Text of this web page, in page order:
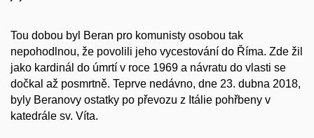
Tou dobou byl Beran pro komunisty osobou tak
nepohodlnou, že povolili jeho vycestování do Říma. Zde žil
jako kardinál do úmrtí v roce 1969 a návratu do vlasti se
dočkal až posmrtně. Teprve nedávno, dne 23. dubna 2018,
byly Beranovy ostatky po převozu z Itálie pohřbeny v
katedrále sv. Víta.